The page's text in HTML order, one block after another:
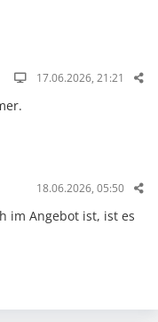
17.06.2026, 21:21
18.06.2026, 05:50
im Angebot ist, ist es